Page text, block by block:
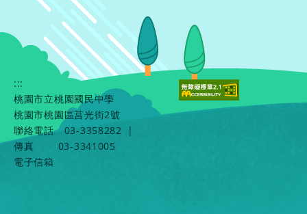
:::
桃園市立桃園國民中學
桃園市桃園區莒光街2號
聯絡電話
03-3358282
|
傳真
03-3341005
電子信箱